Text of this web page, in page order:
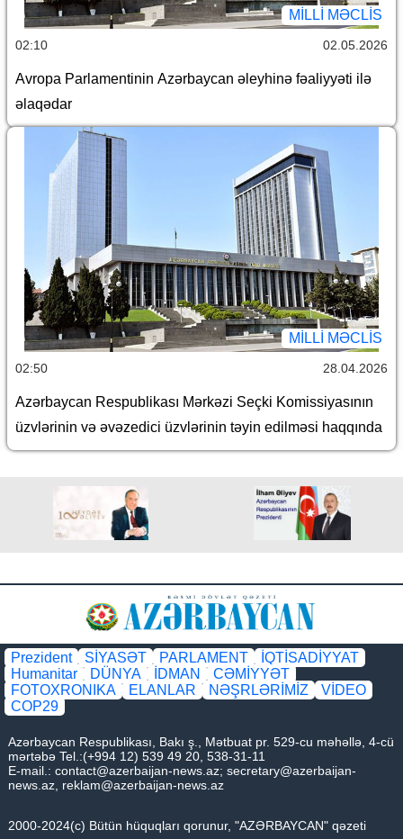
MILLI MƏCLIS
02:10 02.05.2026
Avropa Parlamentinin Azərbaycan əleyhinə fəaliyyəti ilə
əlaqədar
MILLI MƏCLIS
02:50 28.04.2026
Azərbaycan Respublikası Mərkəzi Seçki Komissiyasının
üzvlərinin və əvəzedici üzvlərinin təyin edilməsi haqqında
Prezident SİYASƏT PARLAMENT
İQTİSADİYYAT
Humanitar
DÜNYA İDMAN
CƏMİYYƏT
FOTOXRONIKA
ELANLAR NƏŞRLƏRİMİZ
VİDEO
COP29
Azərbaycan Respublikası, Bakı ş., Mətbuat pr. 529-cu məhəllə, 4-cü
mərtəbə Tel.:(+994 12) 539 49 20, 538-31-11
E-mail.: contact@azerbaijan-news.az; secretary@azerbaijan-
news.az reklam@azerbaijan-news.az
2000-2024(c) Bütün hüquqları qorunur, "AZƏRBAYCAN" qəzeti